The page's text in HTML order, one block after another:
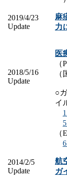
2019/4/23
Update
麻
力
2018/5/16
Update
医
（
○
イ
（
2014/2/5
Update
航
ガ